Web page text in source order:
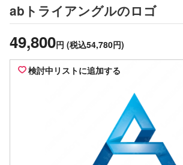
abトライアングルのロゴ
49,800円 (税込54,780円)
検討中リストに追加する